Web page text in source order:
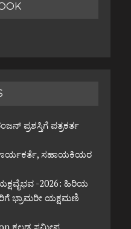
ಪ್ರಶಸ್ತಿಗೆ ಪತ್ರಕರ್ತ
ಸಹಾಯಕಿಯರ
-2026: ಹಿರಿಯ
ಭ್ರಾಮರೀ ಯಕ್ಷಮಣಿ